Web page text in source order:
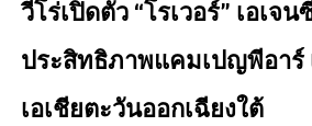
วีโร่เปิดตัว “โรเวอร์” เอเจ
ประสิทธิภาพแคมเปญพีอาร์
เอเชียตะวันออกเฉียงใต้